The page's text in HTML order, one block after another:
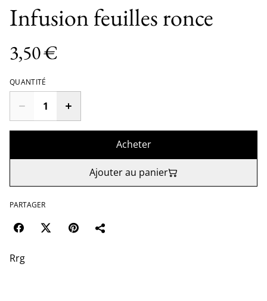
Infusion feuilles ronce
3,50 €
QUANTITÉ
Acheter
Ajouter au panier
PARTAGER
Rrg